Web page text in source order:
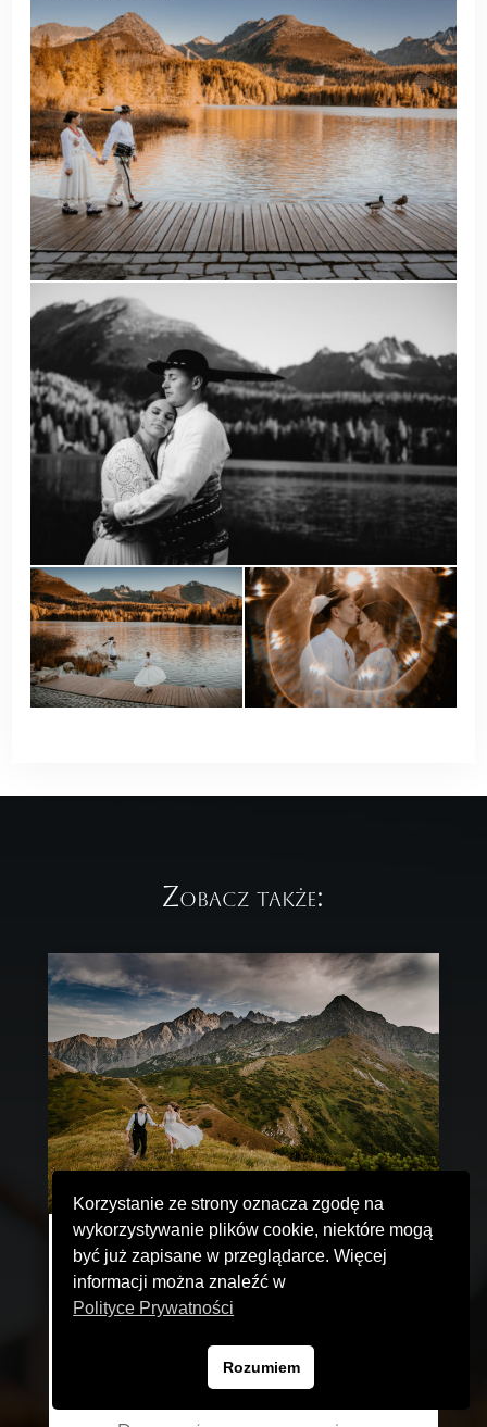
Zobacz także:
Podsumowanie Roku 2023
Czas płynie nieubłaganie, 24 godziny to
jednak tak niewiele patrząc na to, jak
ale i dla mnie w końcu nadszedł czas
Korzystanie ze strony oznacza zgodę na
wykorzystywanie plików cookie, niektóre mogą
być już zapisane w przeglądarce. Więcej
informacji można znaleźć w
Polityce Prywatności
Rozumiem